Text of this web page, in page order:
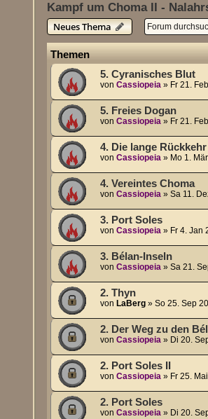
Kampf um Choma II -
Neues Thema
Themen
5. Cyranisches Blut
vonCassiopeia » Fr 21.
5. Freies Dogan
vonCassiopeia » Fr 21.
4. Die lange Rückkehr
vonCassiopeia » Mo 1.
4. Vereintes Choma
vonCassiopeia »Sa 11.
3. Port Soles
vonCassiopeia » Fr 4. Jan
3. Bélan-Inseln
vonCassiopeia »Sa 21.
2. Thyn
von LaBerg »So 25. Sep
2. Der Weg zu den
vonCassiopeia » Di 20.
2. Port Soles II
vonCassiopeia » Fr 25.
2. Port Soles
vonCassiopeia » Di 20.